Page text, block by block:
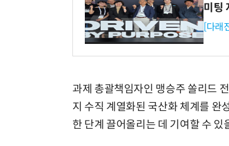
미팅
[다래
과제 총괄책임자인 맹승주 쏠리드
지 수직 계열화된 국산화 체계를 완
한 단계 끌어올리는 데 기여할 수 있